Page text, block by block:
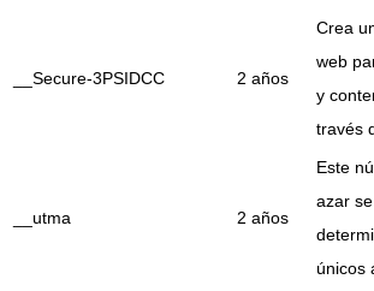
__Secure-3PSIDCC 2 años
Crea
web
y
través
__utma 2 años
Este
azar
únicos